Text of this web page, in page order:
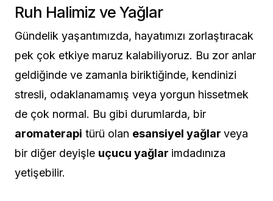
Ruh Halimiz ve Yağlar
Gündelik yaşantımızda, hayatımızı zorlaştıracak
pek çok etkiye maruz kalabiliyoruz. Bu zor anlar
geldiğinde ve zamanla biriktiğinde, kendinizi
stresli, odaklanamamış veya yorgun hissetmek
de çok normal. Bu gibi durumlarda, bir
aromaterapi türü olan esansiyel yağlar veya
bir diğer deyişle uçucu yağlar imdadınıza
yetişebilir.